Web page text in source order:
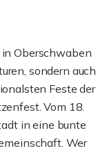
Oberschwaben
sondern auch
Feste der
Vom 18.
in eine bunte
Wer